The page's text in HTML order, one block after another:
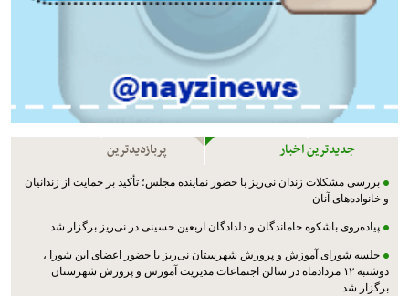
جدیدترین اخبار پربازدیدترین
بررسی مشکلات زندان نی‌ریز با حضور نماینده مجلس؛ تأکید بر حمایت از زندانیان
و خانواده‌های آنان
پیاده‌روی باشکوه جاماندگان و دلدادگان اربعین حسینی در نی‌ریز برگزار شد
جلسه شورای آموزش و پرورش شهرستان نی‌ریز با حضور اعضای این شورا ،
دوشنبه ۱۲ مردادماه در سالن اجتماعات مدیریت آموزش و پرورش شهرستان
برگزار شد